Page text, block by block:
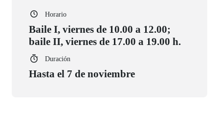
Horario
Baile I, viernes de 10.00 a 12.00;
baile II, viernes de 17.00 a 19.00 h.
Duración
Hasta el 7 de noviembre